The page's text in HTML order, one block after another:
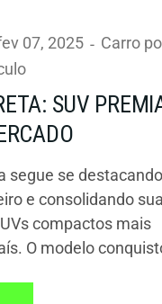
07, 2025
Carro
SUV
segue se
e consolidando
compactos mais
O modelo